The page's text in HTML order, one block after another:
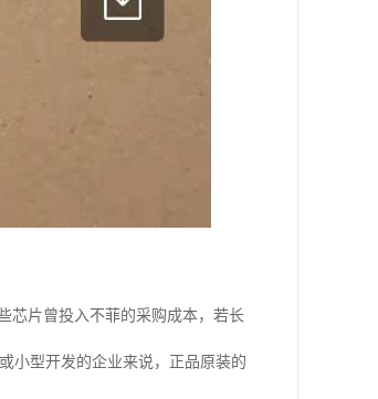
芯片曾投入不菲的采购成本，若长
小型开发的企业来说，正品原装的